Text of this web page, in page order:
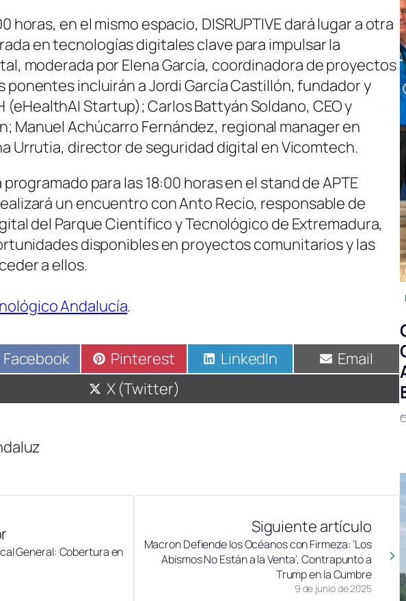
horas, en el mismo espacio, DISRUPTIVE dará lugar a otra
en tecnologías digitales clave para impulsar la
moderada por Elena García, coordinadora de proyectos
ponentes incluirán a Jordi García Castillón, fundador y
(eHealthAI Startup); Carlos Battyán Soldano, CEO y
Manuel Achúcarro Fernández, regional manager en
Urrutia, director de seguridad digital en Vicomtech.
para las 18:00 horas en el stand de APTE
un encuentro con Anto Recio, responsable de
del Parque Científico y Tecnológico de Extremadura,
disponibles en proyectos comunitarios y las
a ellos.
Andalucía.
Compartir
en
Facebook Compartir
en
Pinterest Compartir
en
LinkedIn
en
Email
Compartir
en
X (Twitter)
General: Cobertura en
Siguiente artículo
9 de junio de 2025
Macron Defiende los Océanos con Firmeza: ‘Los
Abismos No Están a la Venta’, Contrapunto a
Trump en la Cumbre